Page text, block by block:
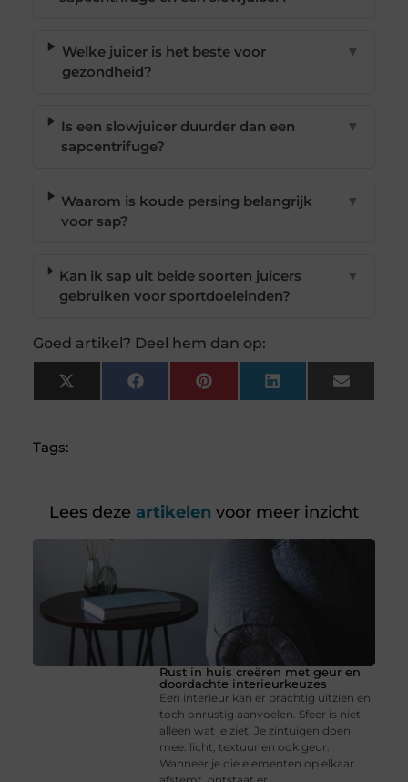
Welke juicer is het beste voor
gezondheid?
▼
Is een slowjuicer duurder dan een
sapcentrifuge?
▼
Waarom is koude persing belangrijk
voor sap?
▼
Kan ik sap uit beide soorten juicers
gebruiken voor sportdoeleinden?
▼
Goed artikel? Deel hem dan op:
X
(Twitter)
FacebookPinterest LinkedIn Email
Tags:
Lees deze artikelen voor meer inzicht
Rust in huis creëren met geur en
doordachte interieurkeuzes
Een interieur kan er prachtig uitzien en
toch onrustig aanvoelen. Sfeer is niet
alleen wat je ziet. Je zintuigen doen
mee: licht, textuur en ook geur.
Wanneer je die elementen op elkaar